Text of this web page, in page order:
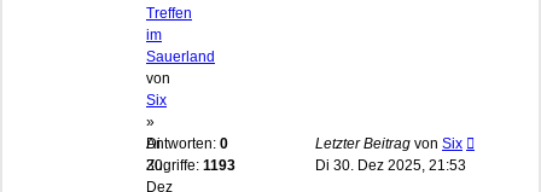
Treffen
im
Sauerland
von
Six
»
Di
30.
Dez
Antworten: 0
Zugriffe: 1193
Letzter Beitrag von Six
Di 30. Dez 2025, 21:53